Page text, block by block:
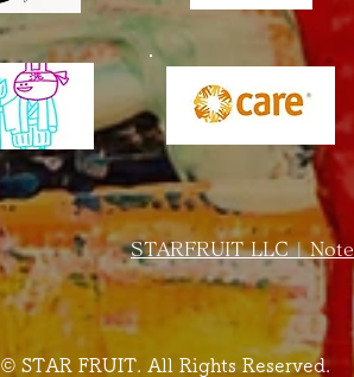
STARFRUIT LLC | Note
© STAR FRUIT. All Rights Reserved.